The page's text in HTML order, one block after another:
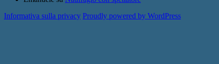
Informativa sulla privacy Proudly powered by WordPress